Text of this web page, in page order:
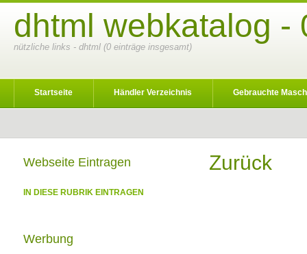
dhtml webkatalog -
nützliche links - dhtml (0 einträge insgesamt)
Startseite Händler Verzeichnis Gebrauchte
Zurück
Webseite Eintragen
IN DIESE RUBRIK EINTRAGEN
Werbung